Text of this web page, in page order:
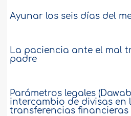
Ayunar los seis días del
La paciencia ante el mal
padre
Parámetros legales
intercambio de divisas en
transferencias financieras